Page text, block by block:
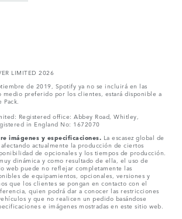
LIMITED 2026
de 2019, Spotify ya no se incluirá en las
medio preferido por los clientes, estará disponible a
Registered office: Abbey Road, Whitley,
in England No: 1672070
imágenes y especificaciones. La escasez global de
actualmente la producción de ciertos
de opcionales y los tiempos de producción.
dinámica y como resultado de ella, el uso de
web puede no reflejar completamente las
de equipamientos, opcionales, versiones y
que los clientes se pongan en contacto con el
quien podrá dar a conocer las restricciones
y que no realicen un pedido basándose
e imágenes mostradas en este sitio web.